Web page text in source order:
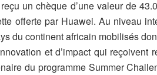
un chèque d’une valeur de
offerte par Huawei. Au niveau
du continent africain mobilisés
et d’impact qui
du programme Summer